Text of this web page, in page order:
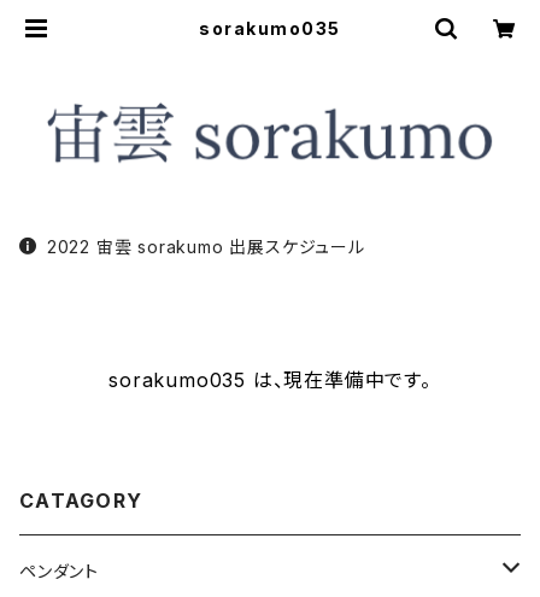
sorakumo035
2022 宙雲 sorakumo 出展スケジュール
sorakumo035 は、現在準備中です。
CATAGORY
ペンダント